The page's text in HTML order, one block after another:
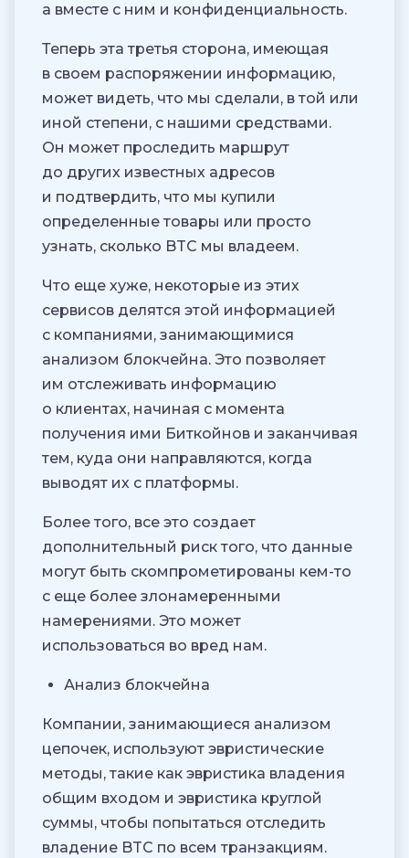
а вместе с ним и конфиденциальность.
Теперь эта третья сторона, имеющая
в своем распоряжении информацию,
может видеть, что мы сделали, в той или
иной степени, с нашими средствами.
Он может проследить маршрут
до других известных адресов
и подтвердить, что мы купили
определенные товары или просто
узнать, сколько BTC мы владеем.
Что еще хуже, некоторые из этих
сервисов делятся этой информацией
с компаниями, занимающимися
анализом блокчейна. Это позволяет
им отслеживать информацию
о клиентах, начиная с момента
получения ими Биткойнов и заканчивая
тем, куда они направляются, когда
выводят их с платформы.
Более того, все это создает
дополнительный риск того, что данные
могут быть скомпрометированы кем-то
с еще более злонамеренными
намерениями. Это может
использоваться во вред нам.
Анализ блокчейна
Компании, занимающиеся анализом
цепочек, используют эвристические
методы, такие как эвристика владения
общим входом и эвристика круглой
суммы, чтобы попытаться отследить
владение BTC по всем транзакциям.